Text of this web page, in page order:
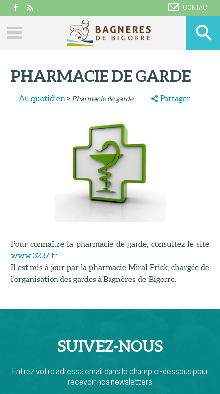
CONTACT
PHARMACIE DE GARDE
Au quotidien > Pharmacie de garde Partager
Pour connaître la pharmacie de garde, consultez le site
www.3237.fr
Il est mis à jour par la pharmacie Miral Frick, chargée de
l'organisation des gardes à Bagnères-de-Bigorre.
SUIVEZ-NOUS
Entrez votre adresse email dans le champ ci-dessous pour
recevoir nos newsletters